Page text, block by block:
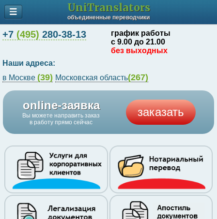
+7 (495) 280-38-13
график работы
с 9.00 до 21.00
без выходных
Наши адреса:
в Москве (39) Московская область(267)
online-заявка
Вы можете направить заказ
в работу прямо сейчас
заказать
UniTranslators
объединенные переводчики